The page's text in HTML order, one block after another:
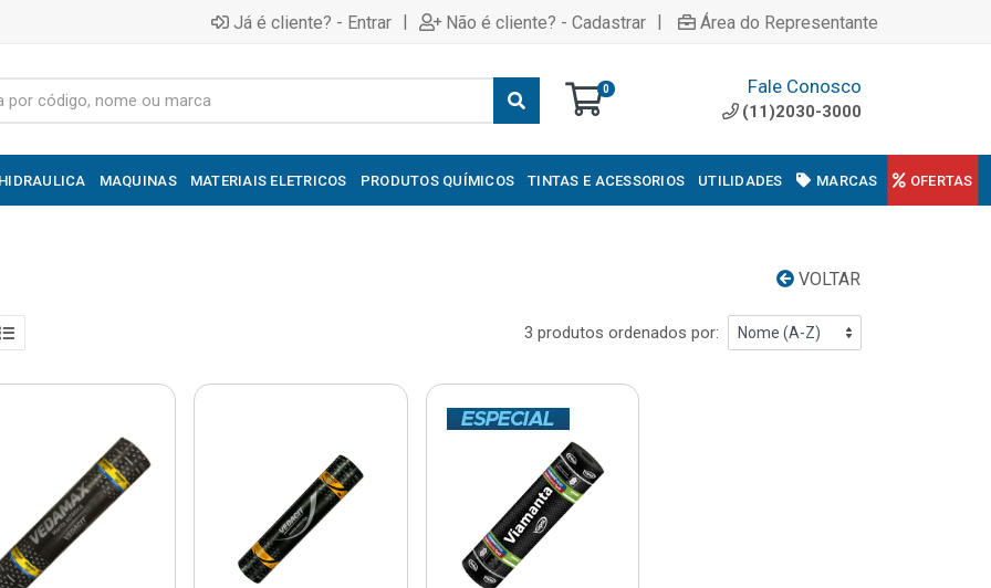
Já é cliente? - Entrar | Não é cliente? - Cadastrar | Área do Representante
0 Fale Conosco
(11)2030-3000
MAQUINAS MATERIAIS ELETRICOS PRODUTOS QUÍMICOS TINTAS E ACESSORIOS UTILIDADES MARCAS OFERTAS
VOLTAR
3 produtos ordenados por: